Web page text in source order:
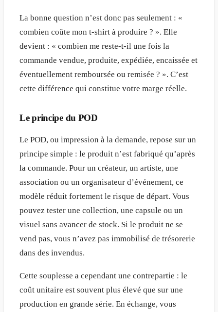
La bonne question n’est donc pas seulement : «
combien coûte mon t-shirt à produire ? ». Elle
devient : « combien me reste-t-il une fois la
commande vendue, produite, expédiée, encaissée et
éventuellement remboursée ou remisée ? ». C’est
cette différence qui constitue votre marge réelle.
Le principe du POD
Le POD, ou impression à la demande, repose sur un
principe simple : le produit n’est fabriqué qu’après
la commande. Pour un créateur, un artiste, une
association ou un organisateur d’événement, ce
modèle réduit fortement le risque de départ. Vous
pouvez tester une collection, une capsule ou un
visuel sans avancer de stock. Si le produit ne se
vend pas, vous n’avez pas immobilisé de trésorerie
dans des invendus.
Cette souplesse a cependant une contrepartie : le
coût unitaire est souvent plus élevé que sur une
production en grande série. En échange, vous